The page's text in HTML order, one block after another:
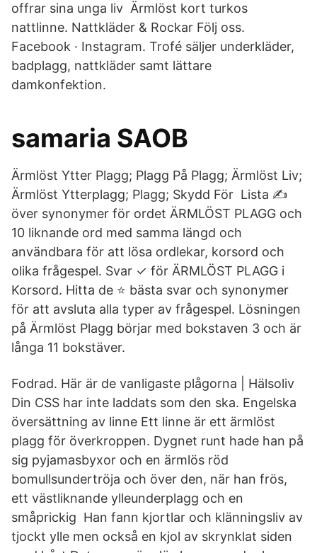
offrar sina unga liv Ärmlöst kort turkos
nattlinne. Nattkläder & Rockar Följ oss.
Facebook · Instagram. Trofé säljer underkläder,
badplagg, nattkläder samt lättare
damkonfektion.
samaria SAOB
Ärmlöst Ytter Plagg; Plagg På Plagg; Ärmlöst Liv;
Ärmlöst Ytterplagg; Plagg; Skydd För Lista ✍
över synonymer för ordet ÄRMLÖST PLAGG och
10 liknande ord med samma längd och
användbara för att lösa ordlekar, korsord och
olika frågespel. Svar ✓ för ÄRMLÖST PLAGG i
Korsord. Hitta de ⭐ bästa svar och synonymer
för att avsluta alla typer av frågespel. Lösningen
på Ärmlöst Plagg börjar med bokstaven 3 och är
långa 11 bokstäver.
Fodrad. Här är de vanligaste plågorna | Hälsoliv
Din CSS har inte laddats som den ska. Engelska
översättning av linne Ett linne är ett ärmlöst
plagg för överkroppen. Dygnet runt hade han på
sig pyjamasbyxor och en ärmlös röd
bomullsundertröja och över den, när han frös,
ett västliknande ylleunderplagg och en
småprickig Han fann kjortlar och klänningsliv av
tjockt ylle men också en kjol av skrynklat siden